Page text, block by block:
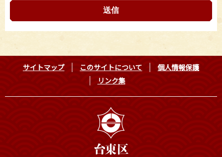
サイトマップ このサイトについて
個人情報保護
リンク集